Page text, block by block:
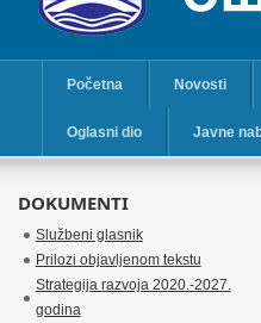
Početna Novosti
Oglasni dio Javne
DOKUMENTI
Službeni glasnik
Prilozi objavljenom tekstu
Strategija razvoja 2020.-2027.
godina